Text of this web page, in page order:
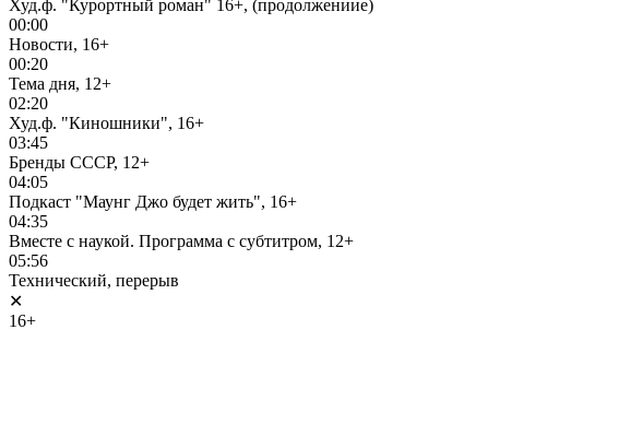
Худ.ф. "Курортный роман" 16+, (продолжениие)
00:00
Новости, 16+
00:20
Тема дня, 12+
02:20
Худ.ф. "Киношники", 16+
03:45
Бренды СССР, 12+
04:05
Подкаст "Маунг Джо будет жить", 16+
04:35
Вместе с наукой. Программа с субтитром, 12+
05:56
Технический, перерыв
✕
16+